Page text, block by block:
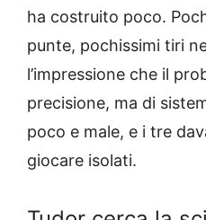
ha costruito poco.
punte, pochissimi tiri
l’impressione che il
precisione, ma di
poco e male, e i tre
giocare isolati.